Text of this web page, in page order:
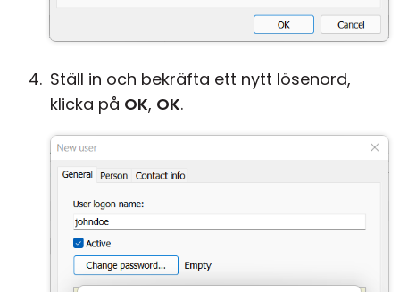
Ställ in och bekräfta ett nytt lösenord,
klicka på OK, OK.